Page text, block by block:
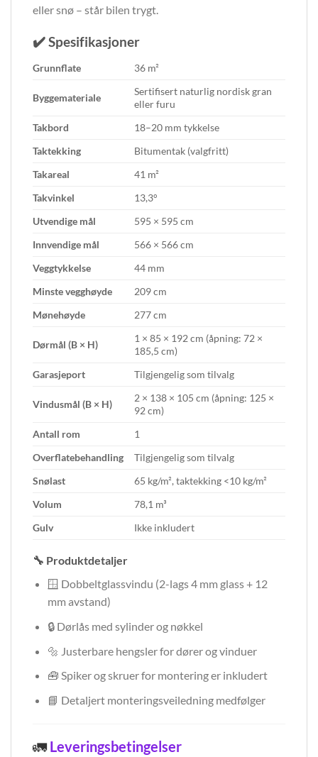
eller snø – står bilen trygt.
✔️ Spesifikasjoner
Grunnflate 36 m²
Byggemateriale
Sertifisert naturlig nordisk gran
eller furu
Takbord
18–20 mm tykkelse
Taktekking
Bitumentak (valgfritt)
Takareal
41 m²
Takvinkel
13,3°
Utvendige mål
595 × 595 cm
Innvendige mål
566 × 566 cm
Veggtykkelse
44 mm
Minste vegghøyde
209 cm
Mønehøyde
277 cm
Dørmål (B × H)
1 × 85 × 192 cm (åpning: 72 ×
185,5 cm)
Garasjeport
Tilgjengelig som tilvalg
Vindusmål (B × H)
2 × 138 × 105 cm (åpning: 125 ×
92 cm)
Antall rom
1
Overflatebehandling
Tilgjengelig som tilvalg
Snølast
65 kg/m², taktekking <10 kg/m²
Volum
78,1 m³
Gulv
Ikke inkludert
🔧 Produktdetaljer
🪟 Dobbeltglassvindu (2-lags 4 mm glass + 12
mm avstand)
🔒 Dørlås med sylinder og nøkkel
🔩 Justerbare hengsler for dører og vinduer
🧰 Spiker og skruer for montering er inkludert
📘 Detaljert monteringsveiledning medfølger
🚛Leveringsbetingelser